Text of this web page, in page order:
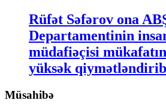
Rüfət Səfərov ona
Departamentinin
müdafiəçisi
yüksək qiymətləndirib
Müsahibə